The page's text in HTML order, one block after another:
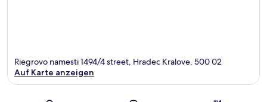
Riegrovo namesti 1494/4 street, Hradec Kralove, 500 02
Auf Karte anzeigen